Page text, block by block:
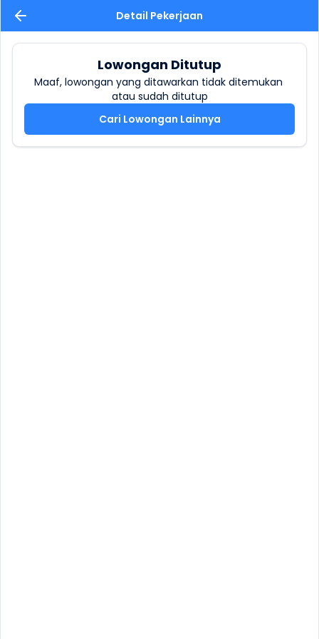
Detail Pekerjaan
Lowongan Ditutup
Maaf, lowongan yang ditawarkan tidak ditemukan
atau sudah ditutup
Cari Lowongan Lainnya